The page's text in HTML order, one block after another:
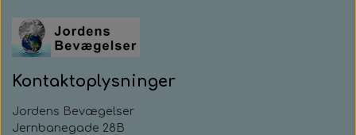
Kontaktoplysninger
Jordens Bevægelser
Jernbanegade 28B